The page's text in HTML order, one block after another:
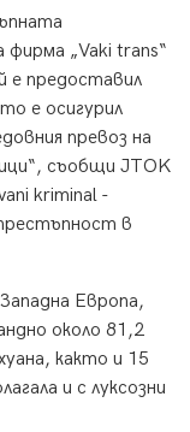
„Vaki trans“
е предоставил
е осигурил
превоз на
съобщи JTOK
kriminal -
в
Европа,
около 81,2
както и 15
и с луксозни